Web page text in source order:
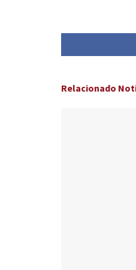
Relacionado